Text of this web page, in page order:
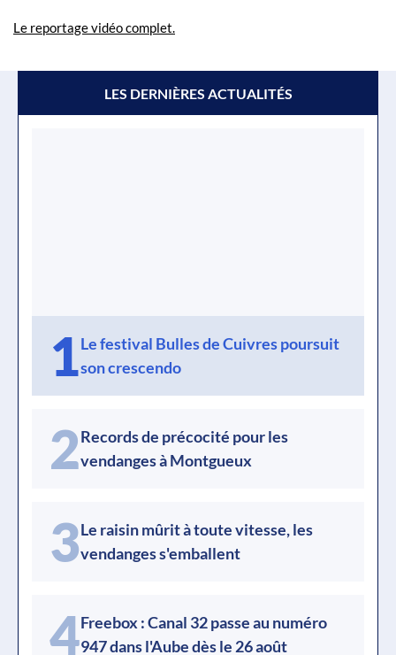
Le reportage vidéo complet.
LES DERNIÈRES ACTUALITÉS
1Le festival Bulles de Cuivres poursuit
son crescendo
2Records de précocité pour les
vendanges à Montgueux
3Le raisin mûrit à toute vitesse, les
vendanges s'emballent
4Freebox : Canal 32 passe au numéro
947 dans l'Aube dès le 26 août